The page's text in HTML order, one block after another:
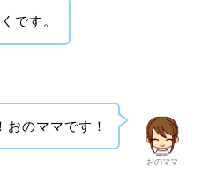
です。
おのママ
おのママです！